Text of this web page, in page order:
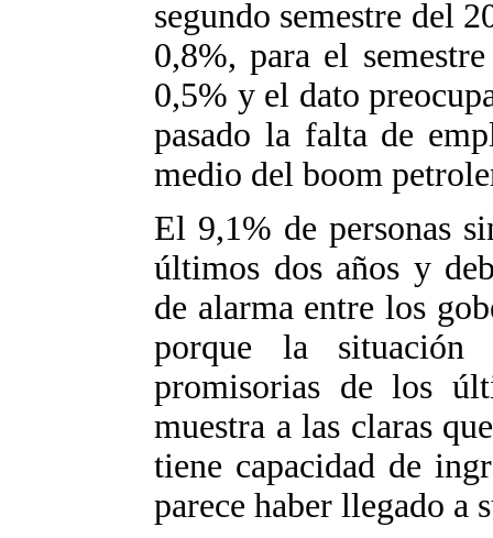
segundo semestre del
0,8%, para el
0,5% y el dato
pasado la falta de
medio del boom
El 9,1% de personas
últimos dos años y
de alarma entre los
porque la situación
promisorias de los
muestra a las claras
tiene capacidad de
parece haber llegado a